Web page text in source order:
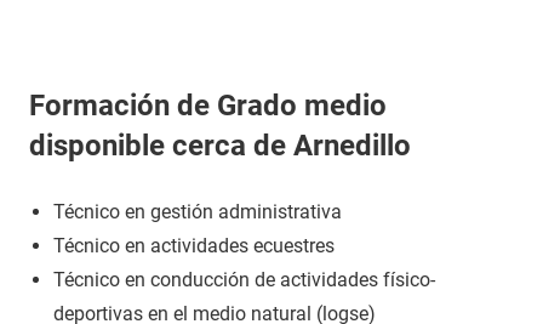
Formación de Grado medio
disponible cerca de Arnedillo
Técnico en gestión administrativa
Técnico en actividades ecuestres
Técnico en conducción de actividades físico-
deportivas en el medio natural (logse)